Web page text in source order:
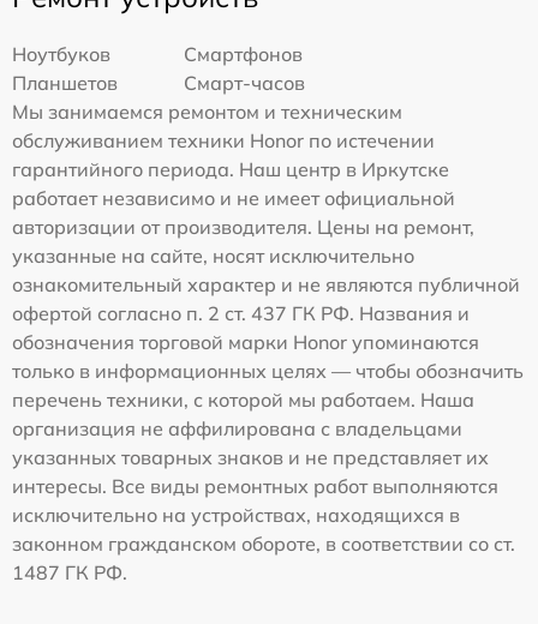
Ноутбуков
Смартфонов
Планшетов
Смарт-часов
Мы занимаемся ремонтом и техническим
обслуживанием техники Honor по истечении
гарантийного периода. Наш центр в Иркутске
работает независимо и не имеет официальной
авторизации от производителя. Цены на ремонт,
указанные на сайте, носят исключительно
ознакомительный характер и не являются публичной
офертой согласно п. 2 ст. 437 ГК РФ. Названия и
обозначения торговой марки Honor упоминаются
только в информационных целях — чтобы обозначить
перечень техники, с которой мы работаем. Наша
организация не аффилирована с владельцами
указанных товарных знаков и не представляет их
интересы. Все виды ремонтных работ выполняются
исключительно на устройствах, находящихся в
законном гражданском обороте, в соответствии со ст.
1487 ГК РФ.